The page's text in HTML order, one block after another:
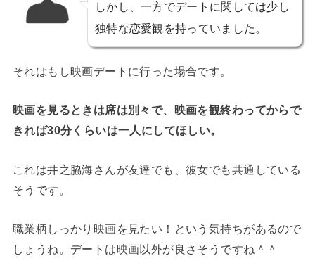
しかし、一方でデートに関しては少し
独特な恋愛観を持っていました。
それはもし映画デートに行った場合です。
映画を見るときは席は別々で、映画を観終わってからで
きれば30分くらいは一人にしてほしい。
これは井之脇海さんが友達でも、彼女でも共通している
そうです。
職業柄しっかり映画を見たい！という気持ちがあるので
しょうね。デートは映画以外が良さそうですね＾＾